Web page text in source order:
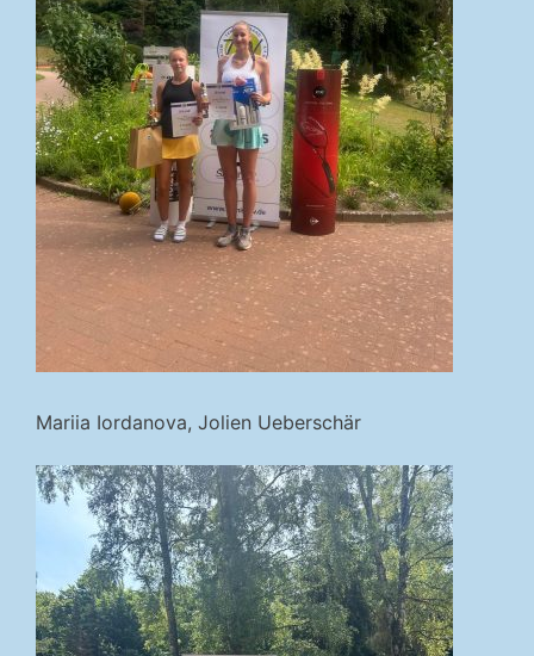
Mariia Iordanova, Jolien Ueberschär